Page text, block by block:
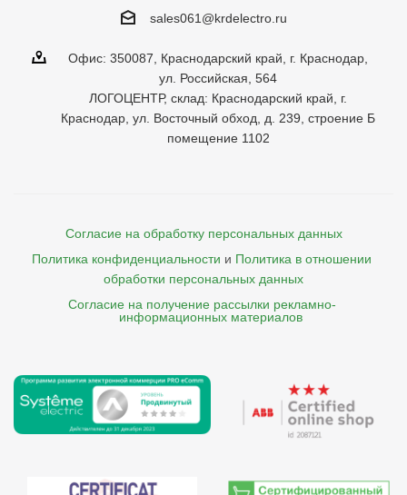
sales061@krdelectro.ru
Офис: 350087, Краснодарский край, г. Краснодар,
ул. Российская, 564
ЛОГОЦЕНТР, склад: Краснодарский край, г.
Краснодар, ул. Восточный обход, д. 239, строение Б
помещение 1102
Согласие на обработку персональных данных
Политика конфиденциальности и Политика в отношении
обработки персональных данных
Согласие на получение рассылки рекламно-
    информационных материалов